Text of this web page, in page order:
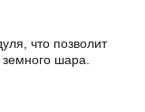
что позволит
шара.